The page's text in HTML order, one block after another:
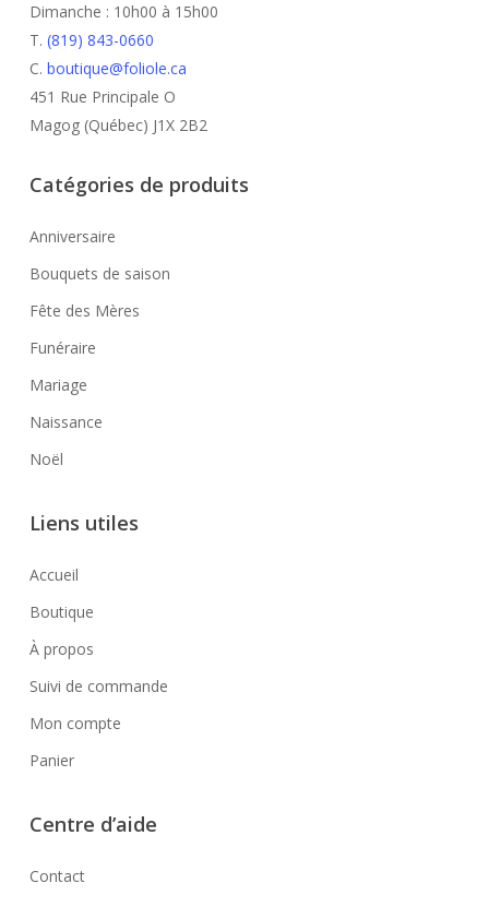
Dimanche : 10h00 à 15h00
T. (819) 843-0660
C. boutique@foliole.ca
451 Rue Principale O
Magog (Québec) J1X 2B2
Catégories de produits
Anniversaire
Bouquets de saison
Fête des Mères
Funéraire
Mariage
Naissance
Noël
Liens utiles
Accueil
Boutique
À propos
Suivi de commande
Mon compte
Panier
Centre d’aide
Contact